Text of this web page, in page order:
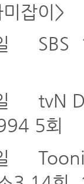
잡이>
SBS
tvN
5회